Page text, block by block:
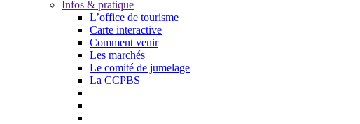
Infos & pratique
L’office de tourisme
Carte interactive
Comment venir
Les marchés
Le comité de jumelage
La CCPBS